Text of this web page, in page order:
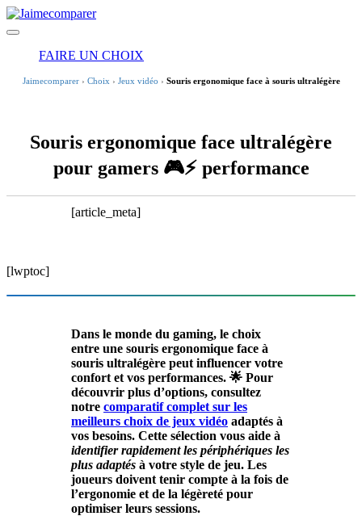
FAIRE UN CHOIX
Jaimecomparer› Choix › Jeux vidéo › Souris ergonomique face à souris ultralégère
Souris ergonomique face ultralégère
pour gamers 🎮⚡ performance
[article_meta]
[lwptoc]
Dans le monde du gaming, le choix
entre une souris ergonomique face à
souris ultralégère peut influencer votre
confort et vos performances. 🌟 Pour
découvrir plus d’options, consultez
notre comparatif complet sur les
meilleurs choix de jeux vidéo adaptés à
vos besoins. Cette sélection vous aide à
identifier rapidement les périphériques les
plus adaptés à votre style de jeu. Les
joueurs doivent tenir compte à la fois de
l’ergonomie et de la légèreté pour
optimiser leurs sessions.